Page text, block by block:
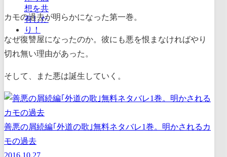
カモの過去が明らかになった第一巻。
なぜ復讐屋になったのか。彼にも悪を恨まなければやり
切れ無い理由があった。
そして、また悪は誕生していく。
善悪の屑続編｢外道の歌｣無料ネタバレ1巻。明かされるカ
モの過去
2016.10.27